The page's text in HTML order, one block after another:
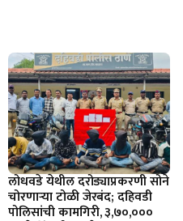
लोधवडे येथील दरोड्याप्रकरणी सोने
चोरणाऱ्या टोळी जेरबंद; दहिवडी
पोलिसांची कामगिरी, ३,७०,०००